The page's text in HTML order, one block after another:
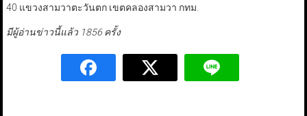
40 แขวงสามวาตะวันตก เขตคลองสามวา กทม.
มีผู้อ่านข่าวนี้แล้ว 1856 ครั้ง